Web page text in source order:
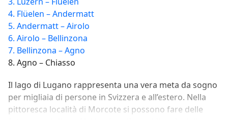
4. Flüelen – Andermatt
5. Andermatt – Airolo
6. Airolo – Bellinzona
7. Bellinzona – Agno
8. Agno – Chiasso
Il lago di Lugano rappresenta una vera meta da sogno
per migliaia di persone in Svizzera e all’estero. Nella
pittoresca località di Morcote si possono fare delle